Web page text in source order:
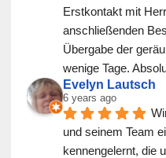
Erstkontakt mit
anschließenden
Übergabe der
wenige Tage.
Evelyn Lautsch
6 years ago
und seinem Team
kennengelernt, die